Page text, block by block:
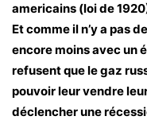
americains (loi de
Et comme il n’y a pas
encore moins avec un
refusent que le gaz
pouvoir leur vendre
déclencher une